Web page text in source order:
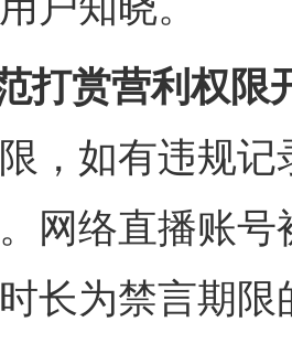
赏营利权限
，如有违规
网络直播账
长为禁言期限